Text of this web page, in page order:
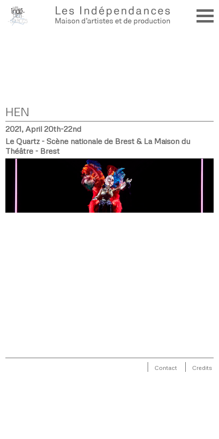
HEN
2021, April 20th-22nd
Le Quartz - Scène nationale de Brest & La Maison du
Théâtre - Brest
Contact Credits